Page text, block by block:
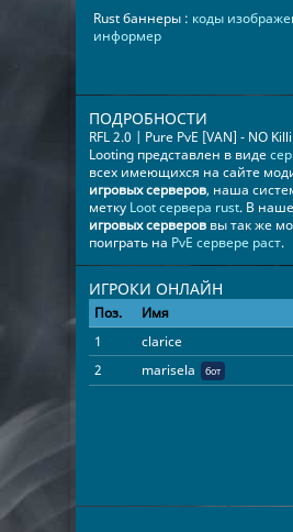
Rust баннеры : коды
информер
ПОДРОБНОСТИ
RFL 2.0 | Pure PvE [VAN] - NO
Looting представлен в виде
всех имеющихся на сайте
игровых серверов, наша
метку Loot сервера rust. В
игровых серверов вы так же
поиграть на PvE сервере раст.
ИГРОКИ ОНЛАЙН
Поз. Имя
1
clarice
2
marisela бот